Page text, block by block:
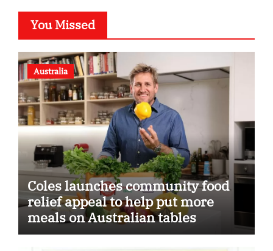
You Missed
Australia
Coles launches community food
relief appeal to help put more
meals on Australian tables